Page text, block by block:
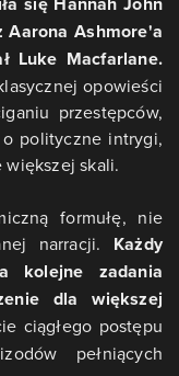
Aarona Ashmore'a
Luke Macfarlane.
opowieści
przestępców,
polityczne intrygi,
skali.
formułę, nie
narracji. Każdy
kolejne zadania
dla większej
ciągłego postępu
pełniących